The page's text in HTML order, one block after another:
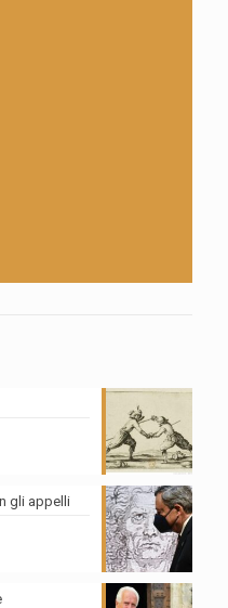
gli appelli